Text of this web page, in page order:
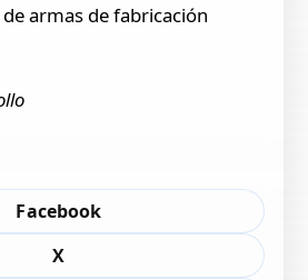
armas de fabricación
Facebook
X